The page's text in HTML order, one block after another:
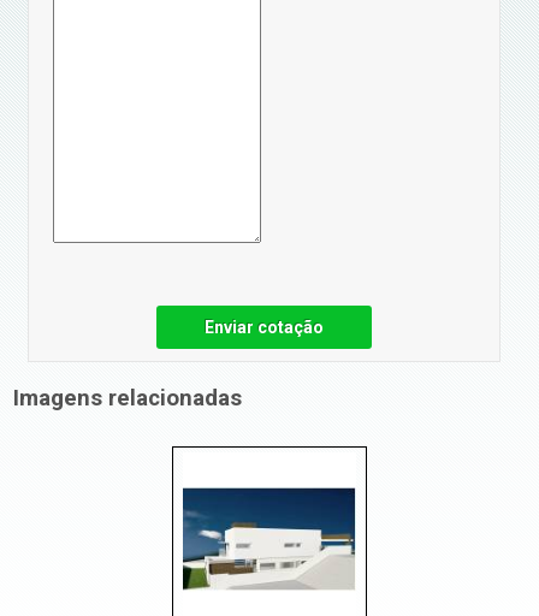
Enviar cotação
Imagens relacionadas